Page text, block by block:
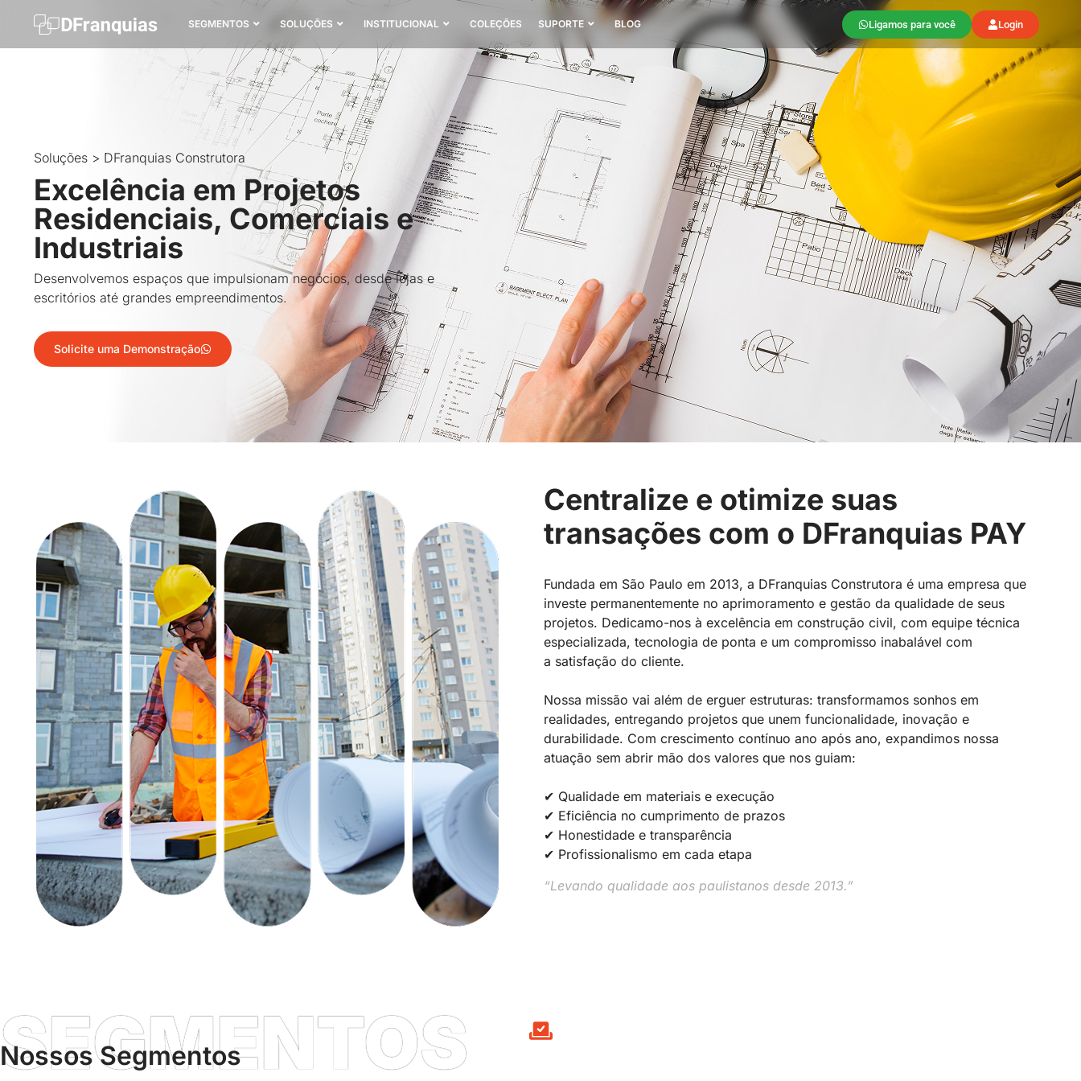
SEGMENTOS SOLUÇÕES INSTITUCIONAL COLEÇÕES SUPORTE BLOG Ligamos para você Login
Soluções > DFranquias Construtora
Excelência em Projetos
Residenciais, Comerciais e
Industriais
Desenvolvemos espaços que impulsionam negócios, desde lojas e
escritórios até grandes empreendimentos.
Solicite uma Demonstração
Centralize e otimize suas
transações com o DFranquias PAY
Fundada em São Paulo em 2013, a DFranquias Construtora é uma empresa que
investe permanentemente no aprimoramento e gestão da qualidade de seus
projetos. Dedicamo-nos à excelência em construção civil, com equipe técnica
especializada, tecnologia de ponta e um compromisso inabalável com
a satisfação do cliente.
Nossa missão vai além de erguer estruturas: transformamos sonhos em
realidades, entregando projetos que unem funcionalidade, inovação e
durabilidade. Com crescimento contínuo ano após ano, expandimos nossa
atuação sem abrir mão dos valores que nos guiam:
✔ Qualidade em materiais e execução
✔ Eficiência no cumprimento de prazos
✔ Honestidade e transparência
✔ Profissionalismo em cada etapa
“Levando qualidade aos paulistanos desde 2013.”
SEGMENTOS
Nossos Segmentos